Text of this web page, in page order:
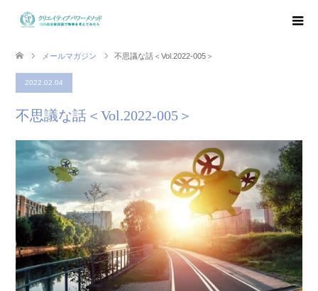
メールマガジン 不思議な話＜Vol.2022-005＞
2022.02.04
不思議な話＜Vol.2022-005＞